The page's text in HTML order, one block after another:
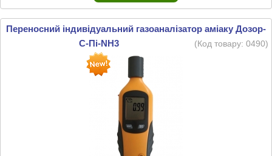
Переносний індивідуальний газоаналізатор аміаку Дозор-
С-Пі-NH3
(Код товару: 0490)